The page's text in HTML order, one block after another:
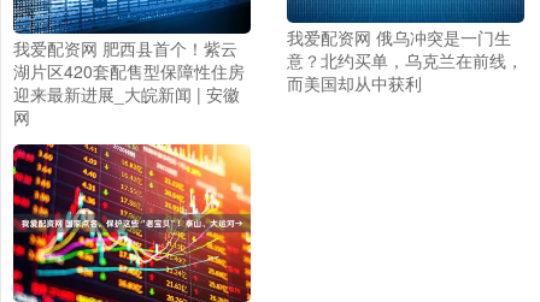
我爱配资网 肥西县首个！紫云
湖片区420套配售型保障性住房
迎来最新进展_大皖新闻 | 安徽
网
我爱配资网 俄乌冲突是一门生
意？北约买单，乌克兰在前线，
而美国却从中获利